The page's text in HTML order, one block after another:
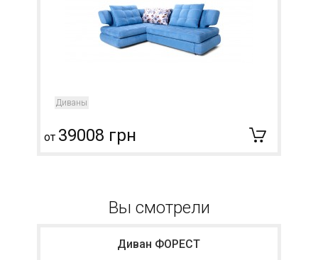
Диваны
от 39008 грн
Вы смотрели
Диван ФОРЕСТ